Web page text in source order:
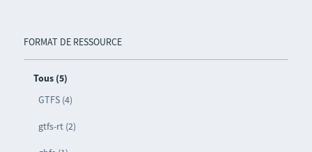
FORMAT DE RESSOURCE
Tous (5)
GTFS (4)
gtfs-rt (2)